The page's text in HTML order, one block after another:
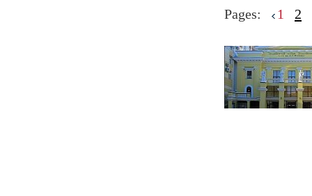
Pages: 1 2